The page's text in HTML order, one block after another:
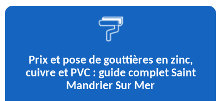
Prix et pose de gouttières en zinc,
cuivre et PVC : guide complet Saint
Mandrier Sur Mer